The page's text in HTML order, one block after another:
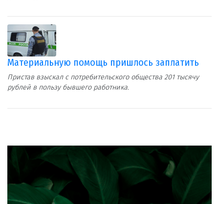
Материальную помощь пришлось заплатить
Пристав взыскал с потребительского общества 201 тысячу
рублей в пользу бывшего работника.